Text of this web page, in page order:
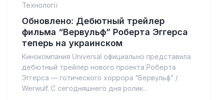
Технології
Обновлено: Дебютный трейлер
фильма “Вервульф” Роберта Эггерса
теперь на украинском
Кинокомпания Universal официально представила
дебютный трейлер нового проекта Роберта
Эггерса — готического хоррора “Вервульф” /
Werwulf. С сегодняшнего дня ролик...